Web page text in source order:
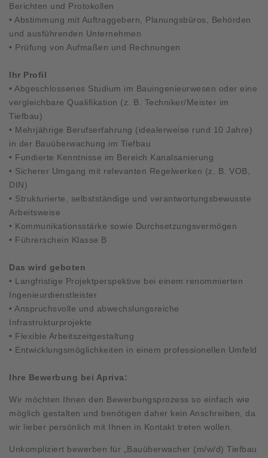
Berichten und Protokollen
• Abstimmung mit Auftraggebern, Planungsbüros, Behörden
und ausführenden Unternehmen
• Prüfung von Aufmaßen und Rechnungen
Ihr Profil
• Abgeschlossenes Studium im Bauingenieurwesen oder eine
vergleichbare Qualifikation (z. B. Techniker/Meister im
Tiefbau)
• Mehrjährige Berufserfahrung (idealerweise rund 10 Jahre)
in der Bauüberwachung im Tiefbau
• Fundierte Kenntnisse im Bereich Kanalsanierung
• Sicherer Umgang mit relevanten Regelwerken (z. B. VOB,
DIN)
• Strukturierte, selbstständige und verantwortungsbewusste
Arbeitsweise
• Kommunikationsstärke sowie Durchsetzungsvermögen
• Führerschein Klasse B
Das wird geboten
• Langfristige Projektperspektive bei einem renommierten
Ingenieurdienstleister
• Anspruchsvolle und abwechslungsreiche
Infrastrukturprojekte
• Flexible Arbeitszeitgestaltung
• Entwicklungsmöglichkeiten in einem professionellen Umfeld
Ihre Bewerbung bei Apriva:
Wir möchten Ihnen den Bewerbungsprozess so einfach wie
möglich gestalten und benötigen daher kein Anschreiben, da
wir lieber persönlich mit Ihnen in Kontakt treten wollen.
Unkompliziert bewerben für „Bauüberwacher (m/w/d) Tiefbau